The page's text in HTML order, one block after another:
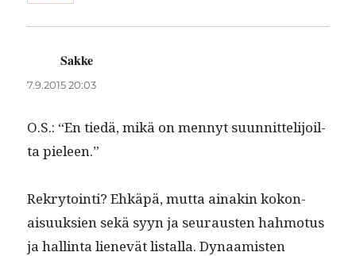
Sakke
7.9.2015 20:03
O.S.: “En tiedä, mikä on men­nyt suun­nit­telijoil­
ta pieleen.”
Rekry­toin­ti? Ehkäpä, mut­ta ainakin kokon­
aisuuk­sien sekä syyn ja seu­rausten hah­mo­tus
ja hallinta lienevät listal­la. Dynaamis­ten